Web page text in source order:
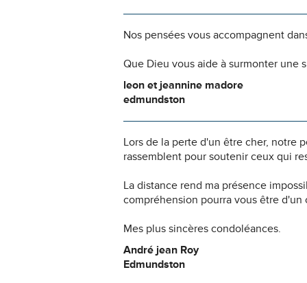
Nos pensées vous accompagnent
Que Dieu vous aide à surmonter une
leon et jeannine madore
edmundston
Lors de la perte d'un être cher, notre
rassemblent pour soutenir ceux qui
La distance rend ma présence
compréhension pourra vous être d'un
Mes plus sincères condoléances.
André jean Roy
Edmundston